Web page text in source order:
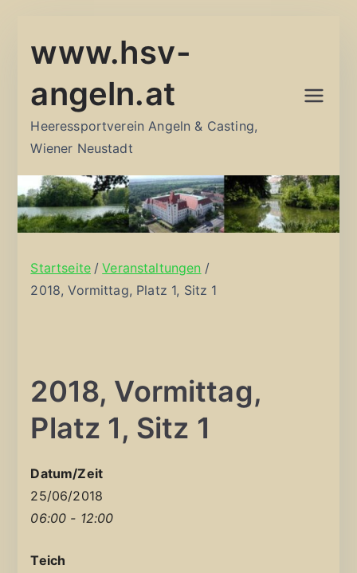
Inhalt
www.hsv-
angeln.at
Heeressportverein Angeln & Casting,
Wiener Neustadt
Startseite
Veranstaltungen
2018, Vormittag, Platz 1, Sitz 1
2018, Vormittag,
Platz 1, Sitz 1
Datum/Zeit
25/06/2018
06:00 - 12:00
Teich